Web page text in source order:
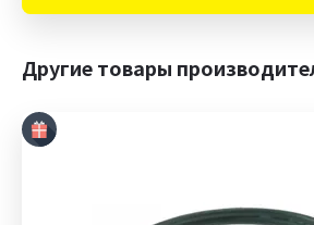
Другие товары